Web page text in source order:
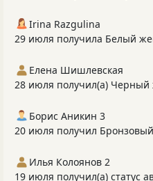
Irina Razgulina
29 июля получила Белый
Елена Шишлевская
28 июля получил(а) Черный
Борис Аникин 3
20 июля получил
Илья Колоянов 2
19 июля получил(а) статус